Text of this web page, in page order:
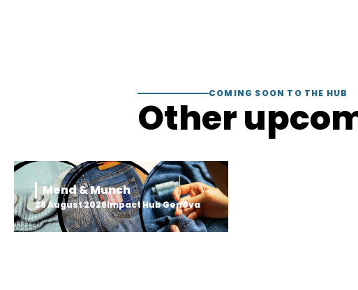
COMING SOON TO THE HUB
Other
Mend & Munch
28 August 2026Impact Hub Geneva